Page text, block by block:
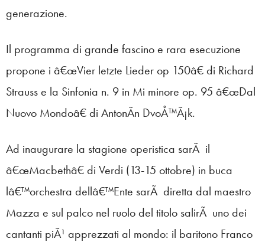
generazione.
Il programma di grande fascino e rara esecuzione
propone i â€œVier letzte Lieder op 150â€ di Richard
Strauss e la Sinfonia n. 9 in Mi minore op. 95 â€œDal
Nuovo Mondoâ€ di AntonÃ­n DvoÅ™Ã¡k.
Ad inaugurare la stagione operistica sarÃ il
â€œMacbethâ€ di Verdi (13-15 ottobre) in buca
lâ€™orchestra dellâ€™Ente sarÃ diretta dal maestro
Mazza e sul palco nel ruolo del titolo salirÃ uno dei
cantanti piÃ¹ apprezzati al mondo: il baritono Franco